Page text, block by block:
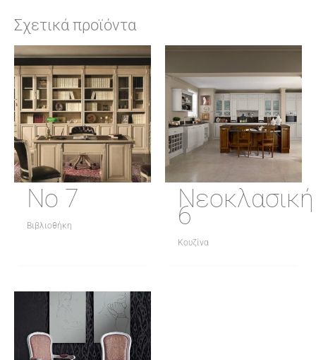
Σχετικά προϊόντα
No 7
Βιβλιοθήκη
Νεοκλασική
6
Κουζίνα